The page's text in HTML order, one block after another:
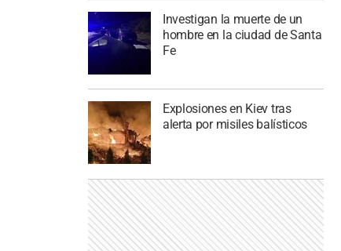
Investigan la muerte de un
hombre en la ciudad de Santa
Fe
Explosiones en Kiev tras
alerta por misiles balísticos